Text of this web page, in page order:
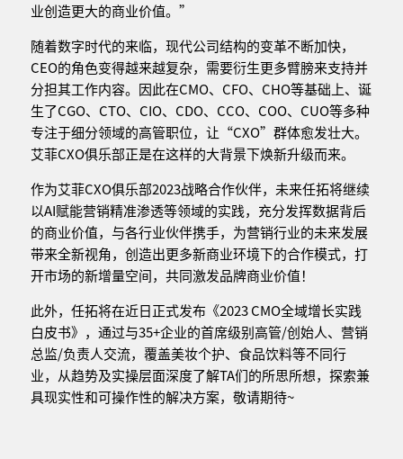
业创造更大的商业价值。”
随着数字时代的来临，现代公司结构的变革不断加快，
CEO的角色变得越来越复杂，需要衍生更多臂膀来支持并
分担其工作内容。因此在CMO、CFO、CHO等基础上、诞
生了CGO、CTO、CIO、CDO、CCO、COO、CUO等多种
专注于细分领域的高管职位，让“CXO”群体愈发壮大。
艾菲CXO俱乐部正是在这样的大背景下焕新升级而来。
作为艾菲CXO俱乐部2023战略合作伙伴，未来任拓将继续
以AI赋能营销精准渗透等领域的实践，充分发挥数据背后
的商业价值，与各行业伙伴携手，为营销行业的未来发展
带来全新视角，创造出更多新商业环境下的合作模式，打
开市场的新增量空间，共同激发品牌商业价值！
此外，任拓将在近日正式发布《2023 CMO全域增长实践
白皮书》，通过与35+企业的首席级别高管/创始人、营销
总监/负责人交流，覆盖美妆个护、食品饮料等不同行
业，从趋势及实操层面深度了解TA们的所思所想，探索兼
具现实性和可操作性的解决方案，敬请期待~